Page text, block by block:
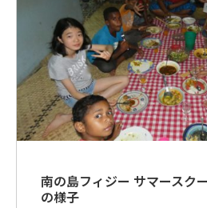
南の島フィジー サマースク
の様子